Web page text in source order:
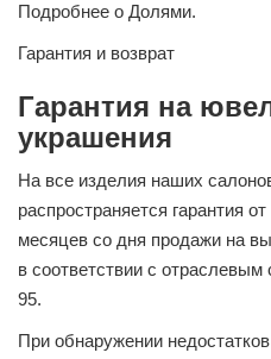
Подробнее о Долями.
Гарантия и возврат
Гарантия на
украшения
На все изделия наших
распространяется гарантия
месяцев со дня продажи на
в соответствии с
95.
При обнаружении